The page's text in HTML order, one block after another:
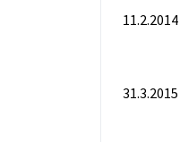
11.2.2014
31.3.2015